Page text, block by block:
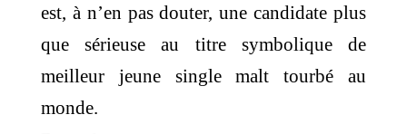
est, à n’en pas douter, une candidate plus
que sérieuse au titre symbolique de
meilleur jeune single malt tourbé au
monde.